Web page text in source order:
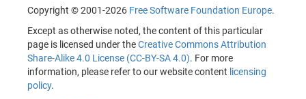
Copyright © 2001-2026 Free Software Foundation Europe.
Except as otherwise noted, the content of this particular
page is licensed under theCreative Commons Attribution
Share-Alike 4.0 License (CC-BY-SA 4.0). For more
information, please refer to our website content licensing
policy.